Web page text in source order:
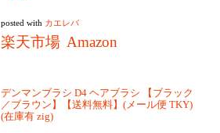
posted with カエレバ
楽天市場 Amazon
デンマンブラシ D4 ヘアブラシ 【ブラック
／ブラウン】【送料無料】(メール便 TKY)
(在庫有 zig)